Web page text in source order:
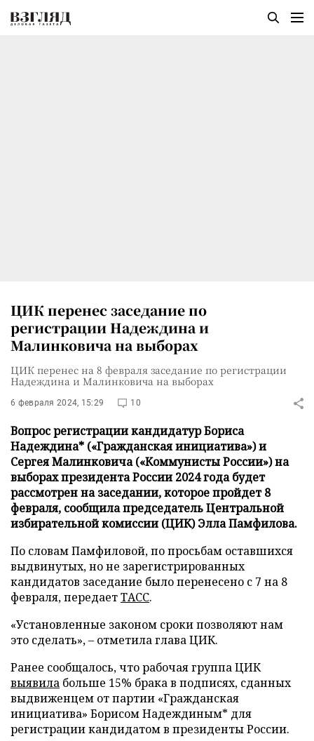
ЦИК перенес заседание по
регистрации Надеждина и
Малинковича на выборах
ЦИК перенес на 8 февраля заседание по регистрации
Надеждина и Малинковича на выборах
6 февраля 2024, 15:29 10
Вопрос регистрации кандидатур Бориса
Надеждина* («Гражданская инициатива») и
Сергея Малинковича («Коммунисты России») на
выборах президента России 2024 года будет
рассмотрен на заседании, которое пройдет 8
февраля, сообщила председатель Центральной
избирательной комиссии (ЦИК) Элла Памфилова.
По словам Памфиловой, по просьбам оставшихся
выдвинутых, но не зарегистрированных
кандидатов заседание было перенесено с 7 на 8
февраля, передаетТАСС.
«Установленные законом сроки позволяют нам
это сделать», – отметила глава ЦИК.
Ранее сообщалось, что рабочая группа ЦИК
выявила больше 15% брака в подписях, сданных
выдвиженцем от партии «Гражданская
инициатива» Борисом Надеждиным* для
регистрации кандидатом в президенты России.